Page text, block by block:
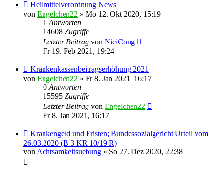
Heilmittelverordnung News
von Engelchen22 » Mo 12. Okt 2020, 15:19
1Antworten
14608 Zugriffe
Letzter Beitrag von NiciCong
Fr 19. Feb 2021, 19:24
Krankenkassenbeitragserhöhung 2021
von Engelchen22 » Fr 8. Jan 2021, 16:17
0Antworten
15595 Zugriffe
Letzter Beitrag von Engelchen22
Fr 8. Jan 2021, 16:17
Krankengeld und Fristen; Bundessozialgericht Urteil vom
26.03.2020 (B 3 KR 10/19 R)
vonAchtsamkeitsuebung » So 27. Dez 2020, 22:38